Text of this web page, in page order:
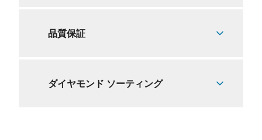
品質保証
ダイヤモンド ソーティング